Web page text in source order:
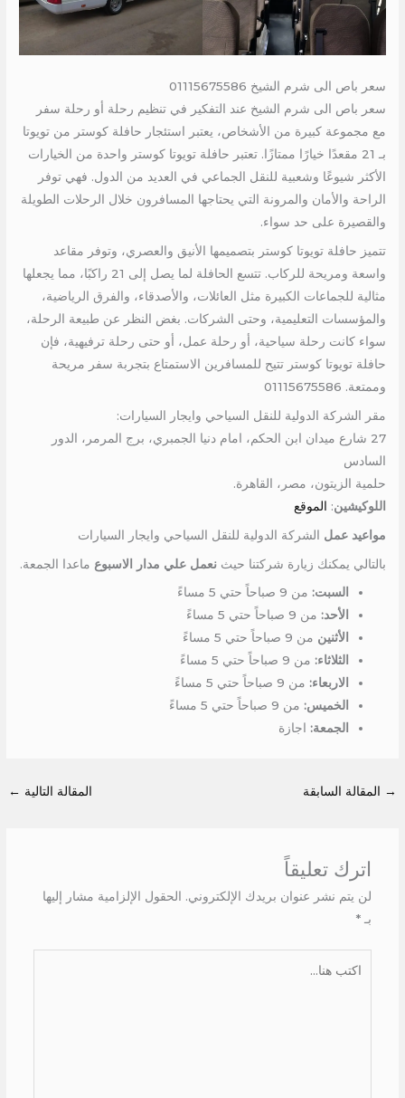
سعر باص الى شرم الشيخ 01115675586
سعر باص الى شرم الشيخ عند التفكير في تنظيم رحلة أو رحلة سفر
مع مجموعة كبيرة من الأشخاص، يعتبر استئجار حافلة كوستر من تويوتا
بـ 21 مقعدًا خيارًا ممتازًا. تعتبر حافلة تويوتا كوستر واحدة من الخيارات
الأكثر شيوعًا وشعبية للنقل الجماعي في العديد من الدول. فهي توفر
الراحة والأمان والمرونة التي يحتاجها المسافرون خلال الرحلات الطويلة
والقصيرة على حد سواء.
تتميز حافلة تويوتا كوستر بتصميمها الأنيق والعصري، وتوفر مقاعد
واسعة ومريحة للركاب. تتسع الحافلة لما يصل إلى 21 راكبًا، مما يجعلها
مثالية للجماعات الكبيرة مثل العائلات، والأصدقاء، والفرق الرياضية،
والمؤسسات التعليمية، وحتى الشركات. بغض النظر عن طبيعة الرحلة،
سواء كانت رحلة سياحية، أو رحلة عمل، أو حتى رحلة ترفيهية، فإن
حافلة تويوتا كوستر تتيح للمسافرين الاستمتاع بتجربة سفر مريحة
وممتعة. 01115675586
مقر الشركة الدولية للنقل السياحي وايجار السيارات:
27 شارع ميدان ابن الحكم، امام دنيا الجمبري، برج المرمر، الدور
السادس
حلمية الزيتون، مصر، القاهرة.
اللوكيشين: الموقع
مواعيد عمل الشركة الدولية للنقل السياحي وايجار السيارات
بالتالي يمكنك زيارة شركتنا حيثنعمل علي مدار الاسبوع ماعدا الجمعة.
السبت: من 9 صباحاً حتي 5 مساءً
الأحد: من 9 صباحاً حتي 5 مساءً
الأثنين من 9 صباحاً حتي 5 مساءً
الثلاثاء: من 9 صباحاً حتي 5 مساءً
الاربعاء: من 9 صباحاً حتي 5 مساءً
الخميس: من 9 صباحاً حتي 5 مساءً
الجمعة: اجازة
→ المقالة السابقة المقالة التالية ←
اترك تعليقاً
لن يتم نشر عنوان بريدك الإلكتروني. الحقول الإلزامية مشار إليها
بـ *